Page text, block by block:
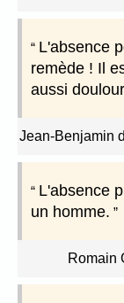
L'absence
remède ! Il
aussi
Jean-Benjamin
L'absence
un homme.
Romain